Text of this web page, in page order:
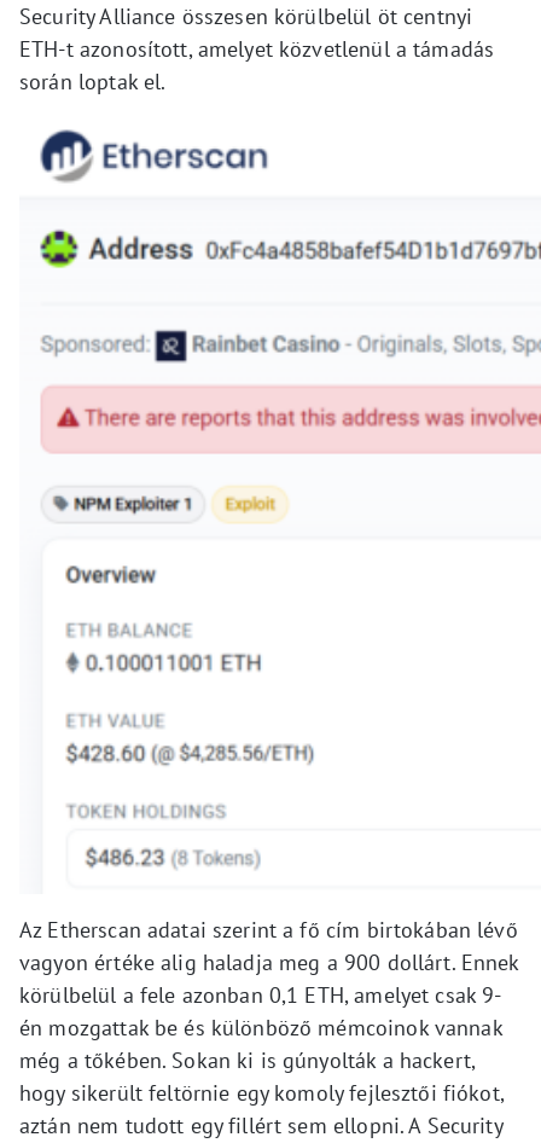
Security Alliance összesen körülbelül öt centnyi
ETH-t azonosított, amelyet közvetlenül a támadás
során loptak el.
Az Etherscan adatai szerint a fő cím birtokában lévő
vagyon értéke alig haladja meg a 900 dollárt. Ennek
körülbelül a fele azonban 0,1 ETH, amelyet csak 9-
én mozgattak be és különböző mémcoinok vannak
még a tőkében. Sokan ki is gúnyolták a hackert,
hogy sikerült feltörnie egy komoly fejlesztői fiókot,
aztán nem tudott egy fillért sem ellopni. A Security